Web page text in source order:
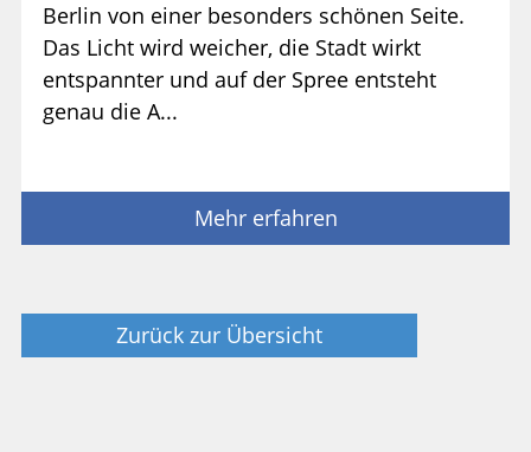
Berlin von einer besonders schönen Seite.
Das Licht wird weicher, die Stadt wirkt
entspannter und auf der Spree entsteht
genau die A...
Mehr erfahren
Zurück zur Übersicht